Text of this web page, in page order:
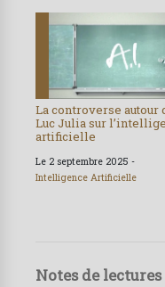
La controverse autour
Luc Julia sur
artificielle
Le 2 septembre 2025 -
Intelligence Artificielle
Notes de lectures